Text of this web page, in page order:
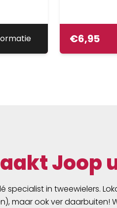
€6,95
Joop
specialist in tweewielers.
maar ook ver daarbuiten!